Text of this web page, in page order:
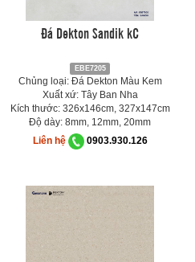
Đá Dekton Sandik kC
EBE7205
Chủng loại: Đá Dekton Màu Kem
Xuất xứ: Tây Ban Nha
Kích thước: 326x146cm, 327x147cm
Độ dày: 8mm, 12mm, 20mm
Liên hệ
0903.930.126